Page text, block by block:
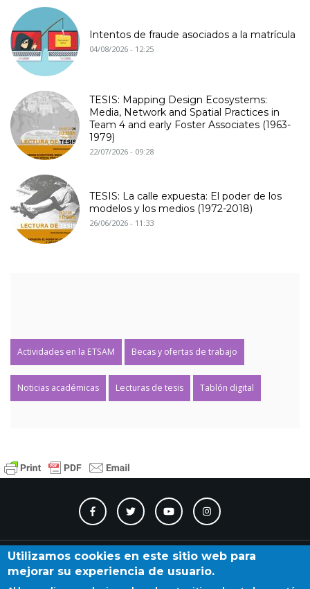
Intentos de fraude asociados a la matrícula
04/08/2026 - 12:25
TESIS: Mapping Design Ecosystems:
Media, Network and Spatial Practices in
Team 4 and early Foster Associates (1963-
1979)
22/07/2026 - 09:28
TESIS: La calle expuesta: El poder de los
modelos y los medios (1972-2018)
26/06/2026 - 11:33
Actividades en la ETSAM Becas y ofertas de trabajo
Noticias académicas Lecturas de tesis Tablón digital
Contacto Accesibilidad Directorio Calendario
Utilizamos cookies en este sitio web para
mejorar su experiencia de usuario.